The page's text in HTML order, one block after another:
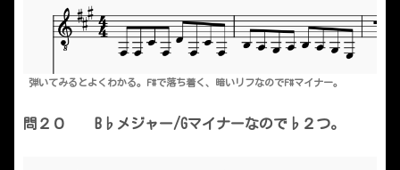
弾いてみるとよくわかる。F#で落ち着く、暗いリフなのでF#マイナー。
問２０ B♭メジャー/Gマイナーなので♭２つ。